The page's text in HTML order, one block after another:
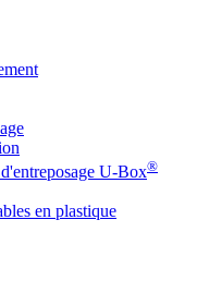
U-Box®
en plastique